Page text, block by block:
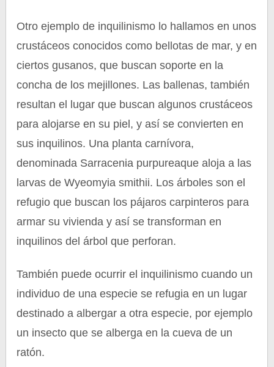
Otro ejemplo de inquilinismo lo hallamos en unos
crustáceos conocidos como bellotas de mar, y en
ciertos gusanos, que buscan soporte en la
concha de los mejillones. Las ballenas, también
resultan el lugar que buscan algunos crustáceos
para alojarse en su piel, y así se convierten en
sus inquilinos. Una planta carnívora,
denominada Sarracenia purpureaque aloja a las
larvas de Wyeomyia smithii. Los árboles son el
refugio que buscan los pájaros carpinteros para
armar su vivienda y así se transforman en
inquilinos del árbol que perforan.
También puede ocurrir el inquilinismo cuando un
individuo de una especie se refugia en un lugar
destinado a albergar a otra especie, por ejemplo
un insecto que se alberga en la cueva de un
ratón.